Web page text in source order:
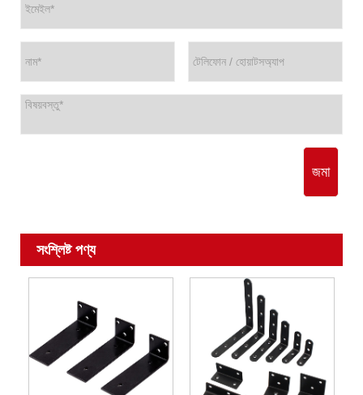
জমা
সংশ্লিষ্ট পণ্য